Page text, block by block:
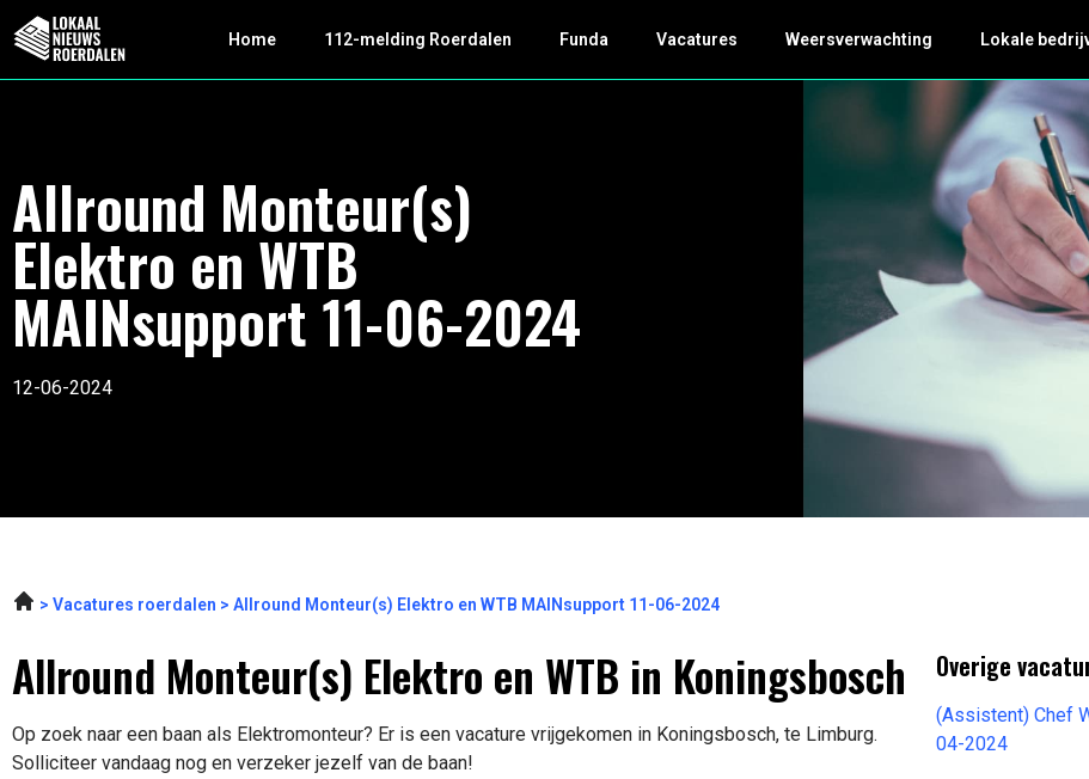
Home 112-melding Roerdalen Funda Vacatures Weersverwachting Lokale
Allround Monteur(s)
Elektro en WTB
MAINsupport 11-06-2024
12-06-2024
Vacatures roerdalen Allround Monteur(s) Elektro en WTB MAINsupport 11-06-2024
Allround Monteur(s) Elektro en WTB in Koningsbosch
Op zoek naar een baan als Elektromonteur? Er is een vacature vrijgekomen in Koningsbosch, te Limburg.
Solliciteer vandaag nog en verzeker jezelf van de baan!
Overige
(Assistent) Chef
04-2024